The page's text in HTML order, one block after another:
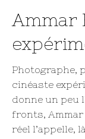
Ammar
Photographe,
cinéaste
donne un peu
fronts, Ammar
réel l’appelle,